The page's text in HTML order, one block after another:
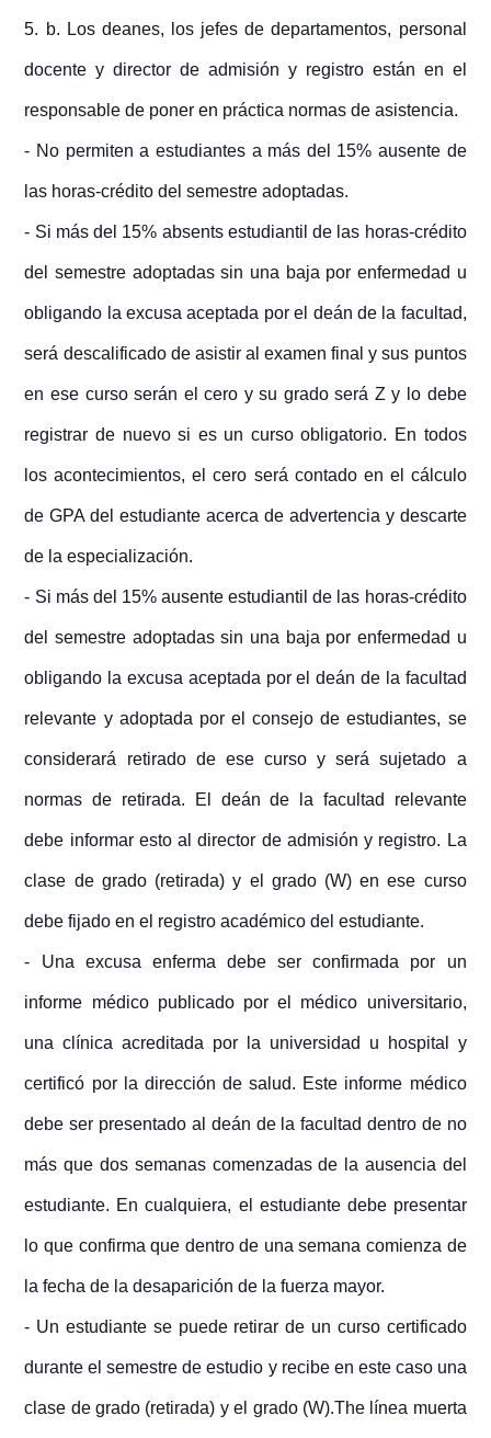
5. b. Los deanes, los jefes de departamentos, personal
docente y director de admisión y registro están en el
responsable de poner en práctica normas de asistencia.
- No permiten a estudiantes a más del 15% ausente de
las horas-crédito del semestre adoptadas.
- Si más del 15% absents estudiantil de las horas-crédito
del semestre adoptadas sin una baja por enfermedad u
obligando la excusa aceptada por el deán de la facultad,
será descalificado de asistir al examen final y sus puntos
en ese curso serán el cero y su grado será Z y lo debe
registrar de nuevo si es un curso obligatorio. En todos
los acontecimientos, el cero será contado en el cálculo
de GPA del estudiante acerca de advertencia y descarte
de la especialización.
- Si más del 15% ausente estudiantil de las horas-crédito
del semestre adoptadas sin una baja por enfermedad u
obligando la excusa aceptada por el deán de la facultad
relevante y adoptada por el consejo de estudiantes, se
considerará retirado de ese curso y será sujetado a
normas de retirada. El deán de la facultad relevante
debe informar esto al director de admisión y registro. La
clase de grado (retirada) y el grado (W) en ese curso
debe fijado en el registro académico del estudiante.
- Una excusa enferma debe ser confirmada por un
informe médico publicado por el médico universitario,
una clínica acreditada por la universidad u hospital y
certificó por la dirección de salud. Este informe médico
debe ser presentado al deán de la facultad dentro de no
más que dos semanas comenzadas de la ausencia del
estudiante. En cualquiera, el estudiante debe presentar
lo que confirma que dentro de una semana comienza de
la fecha de la desaparición de la fuerza mayor.
- Un estudiante se puede retirar de un curso certificado
durante el semestre de estudio y recibe en este caso una
clase de grado (retirada) y el grado (W).The línea muerta